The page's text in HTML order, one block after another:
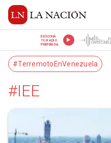
ESCUCHÁ
TU RADIO
PREFERIDA
#TerremotoEnVenezuela
#IEE